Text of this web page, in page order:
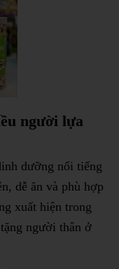
người lựa
dưỡng nổi tiếng
dễ ăn và phù hợp
xuất hiện trong
người thân ở